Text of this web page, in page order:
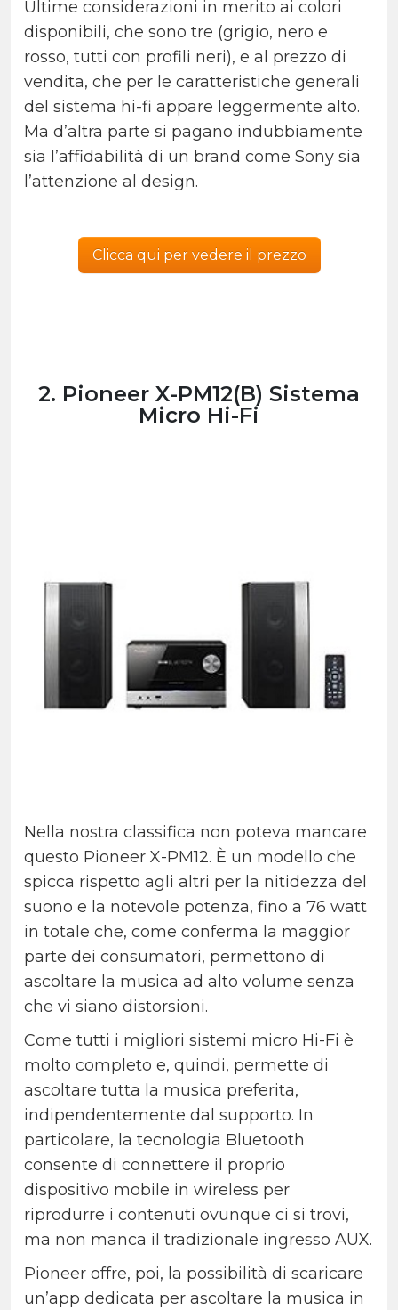
Ultime considerazioni in merito ai colori
disponibili, che sono tre (grigio, nero e
rosso, tutti con profili neri), e al prezzo di
vendita, che per le caratteristiche generali
del sistema hi-fi appare leggermente alto.
Ma d’altra parte si pagano indubbiamente
sia l’affidabilità di un brand come Sony sia
l’attenzione al design.
Clicca qui per vedere il prezzo
2. Pioneer X-PM12(B) Sistema
Micro Hi-Fi
Nella nostra classifica non poteva mancare
questo Pioneer X-PM12. È un modello che
spicca rispetto agli altri per la nitidezza del
suono e la notevole potenza, fino a 76 watt
in totale che, come conferma la maggior
parte dei consumatori, permettono di
ascoltare la musica ad alto volume senza
che vi siano distorsioni.
Come tutti i migliori sistemi micro Hi-Fi è
molto completo e, quindi, permette di
ascoltare tutta la musica preferita,
indipendentemente dal supporto. In
particolare, la tecnologia Bluetooth
consente di connettere il proprio
dispositivo mobile in wireless per
riprodurre i contenuti ovunque ci si trovi,
ma non manca il tradizionale ingresso AUX.
Pioneer offre, poi, la possibilità di scaricare
un’app dedicata per ascoltare la musica in